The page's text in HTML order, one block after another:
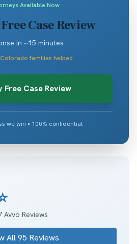
Available Now
Case Review
in ~15 minutes
families helped
Free Case Review
we win • 100% confidential
Avvo Reviews
All95 Reviews